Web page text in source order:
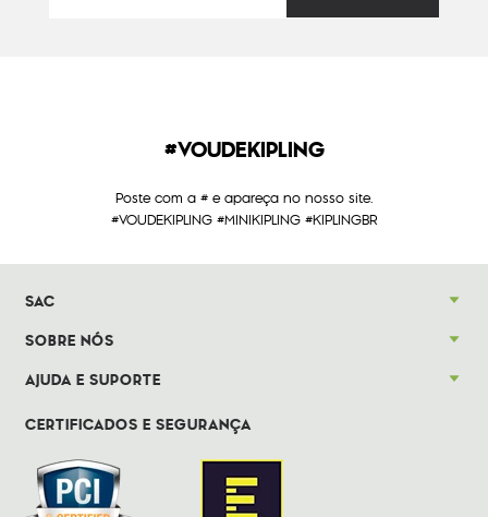
#VOUDEKIPLING
Poste com a # e apareça no nosso site.
#VOUDEKIPLING #MINIKIPLING #KIPLINGBR
SAC
SOBRE NÓS
AJUDA E SUPORTE
CERTIFICADOS E SEGURANÇA